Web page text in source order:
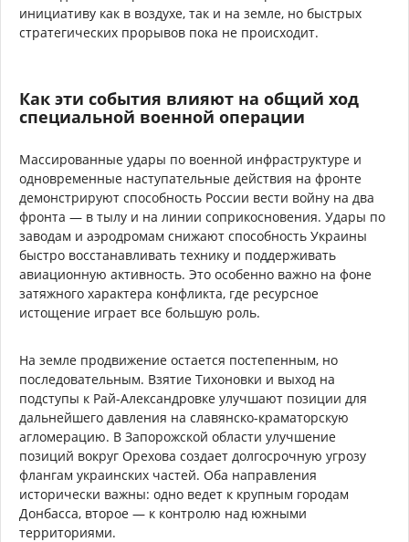
инициативу как в воздухе, так и на земле, но быстрых
стратегических прорывов пока не происходит.
Как эти события влияют на общий ход
специальной военной операции
Массированные удары по военной инфраструктуре и
одновременные наступательные действия на фронте
демонстрируют способность России вести войну на два
фронта — в тылу и на линии соприкосновения. Удары по
заводам и аэродромам снижают способность Украины
быстро восстанавливать технику и поддерживать
авиационную активность. Это особенно важно на фоне
затяжного характера конфликта, где ресурсное
истощение играет все большую роль.
На земле продвижение остается постепенным, но
последовательным. Взятие Тихоновки и выход на
подступы к Рай-Александровке улучшают позиции для
дальнейшего давления на славянско-краматорскую
агломерацию. В Запорожской области улучшение
позиций вокруг Орехова создает долгосрочную угрозу
флангам украинских частей. Оба направления
исторически важны: одно ведет к крупным городам
Донбасса, второе — к контролю над южными
территориями.